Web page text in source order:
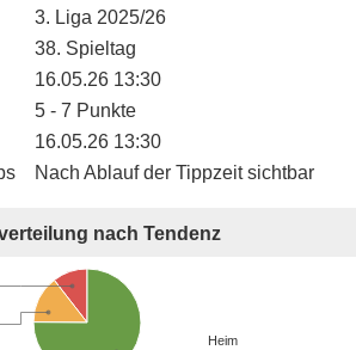
3. Liga 2025/26
38. Spieltag
16.05.26 13:30
5 - 7 Punkte
16.05.26 13:30
Nach Ablauf der Tippzeit sichtbar
nach Tendenz
Heim